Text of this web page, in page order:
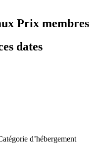
Prix membres
dates
d’hébergement